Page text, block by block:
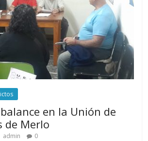
en la Unión de
de Merlo
admin 0